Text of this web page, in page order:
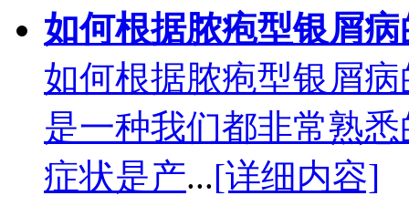
如何根据脓疱型银屑
如何根据脓疱型银屑
是一种我们都非常熟
症状是产...[详细内容]